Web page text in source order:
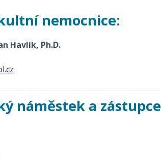
nemocnice:
Havlík, Ph.D.
náměstek a zástupce